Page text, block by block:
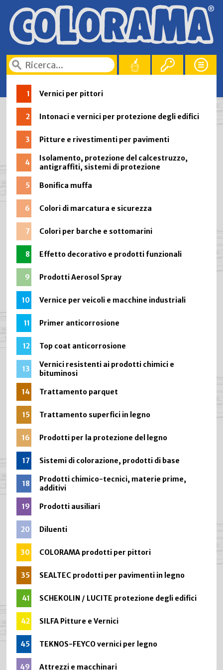
1 Vernici per pittori
2 Intonaci e vernici per protezione degli edifici
3 Pitture e rivestimenti per pavimenti
4
Isolamento, protezione del calcestruzzo,
antigraffiti, sistemi di protezione
5 Bonifica muffa
6 Colori di marcatura e sicurezza
7 Colori per barche e sottomarini
8 Effetto decorativo e prodotti funzionali
9 Prodotti Aerosol Spray
10 Vernice per veicoli e macchine industriali
11 Primer anticorrosione
12 Top coat anticorrosione
13
Vernici resistenti ai prodotti chimici e
bituminosi
14 Trattamento parquet
15 Trattamento superfici in legno
16 Prodotti per la protezione del legno
17 Sistemi di colorazione, prodotti di base
18
Prodotti chimico-tecnici, materie prime,
additivi
19 Prodotti ausiliari
20 Diluenti
30 COLORAMA prodotti per pittori
35 SEALTEC prodotti per pavimenti in legno
41 SCHEKOLIN / LUCITE protezione degli edifici
42 SILFA Pitture e Vernici
45 TEKNOS-FEYCO vernici per legno
49 Attrezzi e macchinari